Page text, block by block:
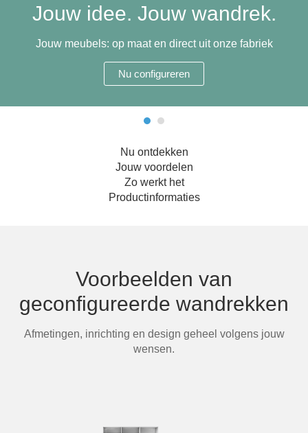
Jouw idee. Jouw wandrek.
Jouw meubels: op maat en direct uit onze fabriek
Nu configureren
Nu ontdekken
Jouw voordelen
Zo werkt het
Productinformaties
Voorbeelden van
geconfigureerde wandrekken
Afmetingen, inrichting en design geheel volgens jouw
wensen.
Hoekbanken
Slaapbanken & -fauteuils
Glaswerelden